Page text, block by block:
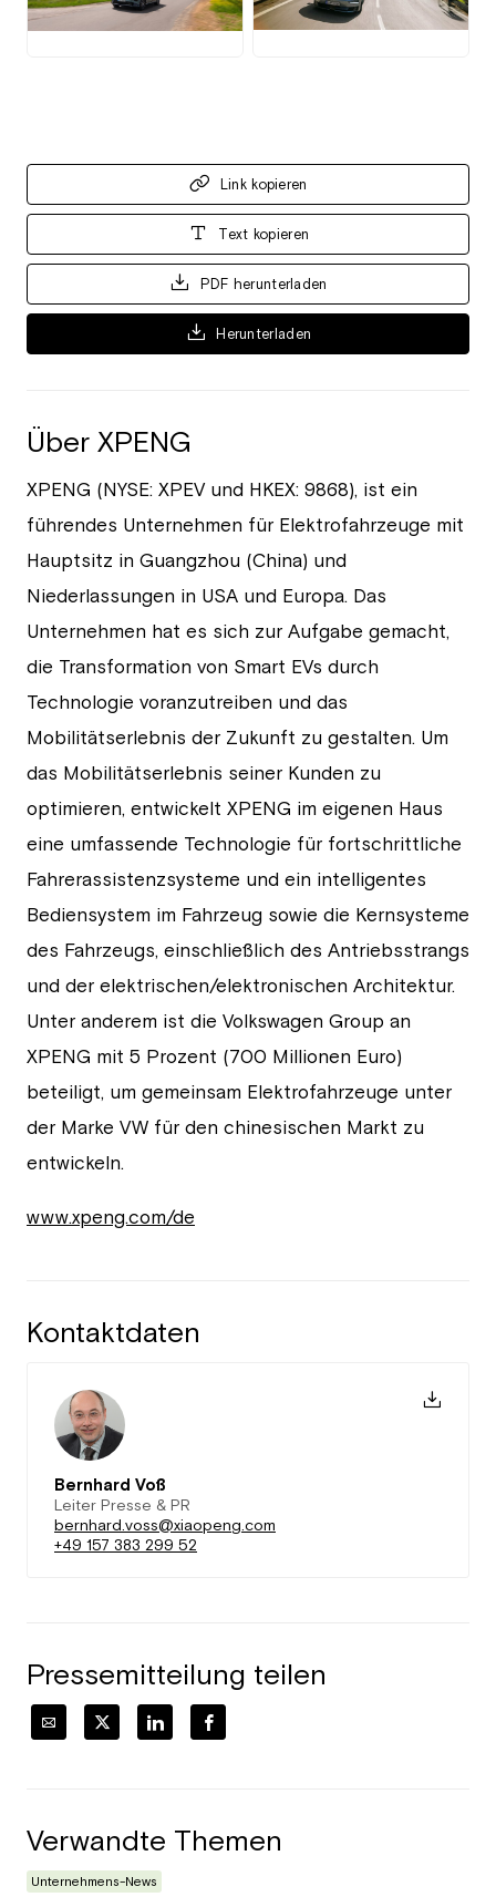
JPG JPG
Link kopieren
Text kopieren
PDF herunterladen
Herunterladen
Über XPENG
XPENG (NYSE: XPEV und HKEX: 9868), ist ein
führendes Unternehmen für Elektrofahrzeuge mit
Hauptsitz in Guangzhou (China) und
Niederlassungen in USA und Europa. Das
Unternehmen hat es sich zur Aufgabe gemacht,
die Transformation von Smart EVs durch
Technologie voranzutreiben und das
Mobilitätserlebnis der Zukunft zu gestalten. Um
das Mobilitätserlebnis seiner Kunden zu
optimieren, entwickelt XPENG im eigenen Haus
eine umfassende Technologie für fortschrittliche
Fahrerassistenzsysteme und ein intelligentes
Bediensystem im Fahrzeug sowie die Kernsysteme
des Fahrzeugs, einschließlich des Antriebsstrangs
und der elektrischen/elektronischen Architektur.
Unter anderem ist die Volkswagen Group an
XPENG mit 5 Prozent (700 Millionen Euro)
beteiligt, um gemeinsam Elektrofahrzeuge unter
der Marke VW für den chinesischen Markt zu
entwickeln.
www.xpeng.com/de
Kontaktdaten
Bernhard Voß
Leiter Presse & PR
bernhard.voss@xiaopeng.com
+49 157 383 299 52
Pressemitteilung teilen
Verwandte Themen
Unternehmens-News